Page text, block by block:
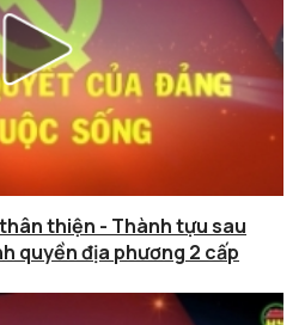
thiện - Thành tựu sau
quyền địa phương 2 cấp